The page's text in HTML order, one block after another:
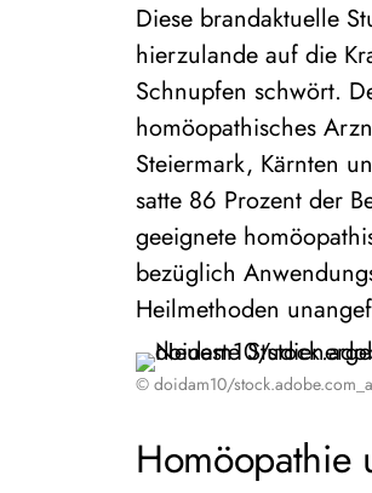
Diese brandaktuelle
hierzulande auf die
Schnupfen schwört.
homöopathisches
Steiermark, Kärnten
satte 86 Prozent der
geeignete
bezüglich
Heilmethoden
© doidam10/
Homöopathie